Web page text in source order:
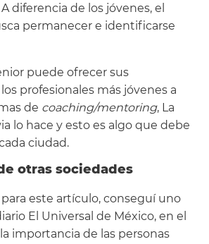
de los jóvenes, el
permanecer e identificarse
puede ofrecer sus
profesionales más jóvenes a
de coaching/mentoring, La
lo hace y esto es algo que debe
ciudad.
otras sociedades
este artículo, conseguí uno
El Universal de México, en el
importancia de las personas